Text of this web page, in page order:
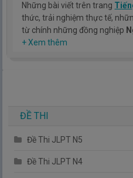
Những bài viết trên trang
thức, trải nghiệm thực tế,
từ chính những đồng nghiệp
Hy vọng rằng kinh nghiệm mà
+ Xem thêm
ĐỀ THI
Đề Thi JLPT N5
Đề Thi JLPT N4